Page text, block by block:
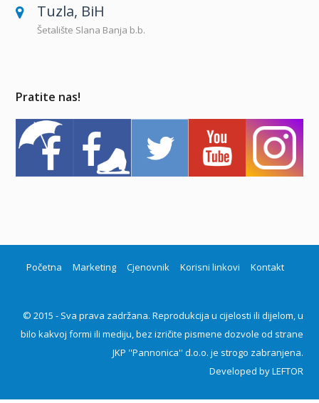
Tuzla, BiH
Šetalište Slana Banja b.b.
Pratite nas!
Početna Marketing Cjenovnik Korisni linkovi Kontakt
© 2015 - Sva prava zadržana. Reprodukcija u cijelosti ili dijelom, u
bilo kakvoj formi ili mediju, bez izričite pismene dozvole od strane
JKP ''Pannonica'' d.o.o. je strogo zabranjena.
Developed byLEFTOR